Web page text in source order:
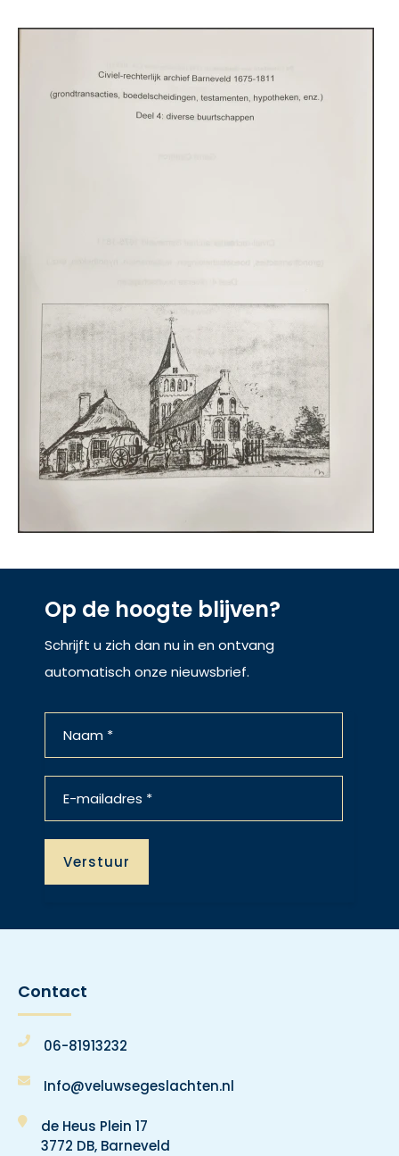
Op de hoogte blijven?
Schrijft u zich dan nu in en ontvang
automatisch onze nieuwsbrief.
Contact
06-81913232
Info@veluwsegeslachten.nl
de Heus Plein 17
3772 DB, Barneveld